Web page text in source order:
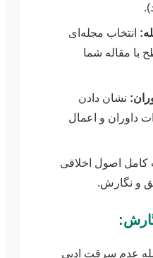
انتخاب مجله‌ای
با مقاله شما
نشان دادن
داوران و اعمال
اصول اخلاقی
و نگارش.
عدم سرقت ادبی